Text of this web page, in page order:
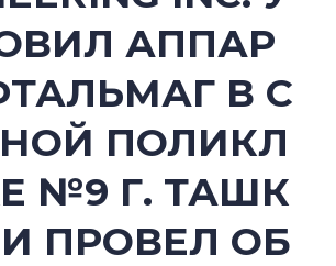
АППАР
В С
ПОЛИКЛ
№9 Г. ТАШК
ПРОВЕЛ ОБ